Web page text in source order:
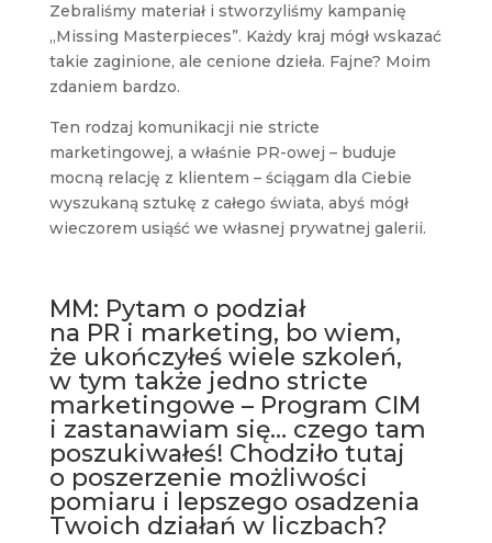
Zebraliśmy materiał i stworzyliśmy kampanię
„Missing Masterpieces”. Każdy kraj mógł wskazać
takie zaginione, ale cenione dzieła. Fajne? Moim
zdaniem bardzo.
Ten rodzaj komunikacji nie stricte
marketingowej, a właśnie PR-owej – buduje
mocną relację z klientem – ściągam dla Ciebie
wyszukaną sztukę z całego świata, abyś mógł
wieczorem usiąść we własnej prywatnej galerii.
MM: Pytam o podział
na PR i marketing, bo wiem,
że ukończyłeś wiele szkoleń,
w tym także jedno stricte
marketingowe – Program CIM
i zastanawiam się… czego tam
poszukiwałeś! Chodziło tutaj
o poszerzenie możliwości
pomiaru i lepszego osadzenia
Twoich działań w liczbach?